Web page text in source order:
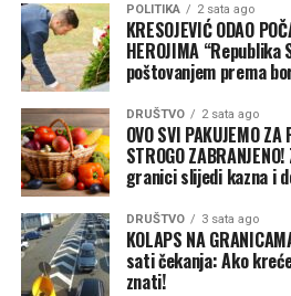
POLITIKA 2 sata ago
KRESOJEVIĆ ODAO
HEROJIMA
poštovanjem prema
DRUŠTVO 2 sata ago
OVO SVI PAKUJEMO
STROGO
granici slijedi kazna i
DRUŠTVO 3 sata ago
KOLAPS NA
sati čekanja: Ako
znati!